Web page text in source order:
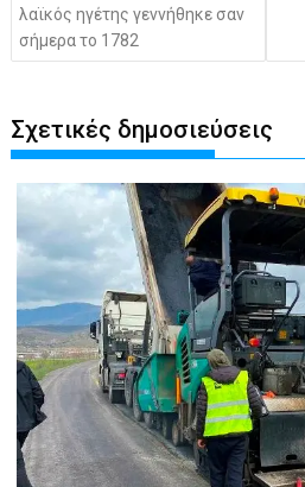
λαϊκός ηγέτης γεννήθηκε σαν
σήμερα το 1782
Σχετικές δημοσιεύσεις